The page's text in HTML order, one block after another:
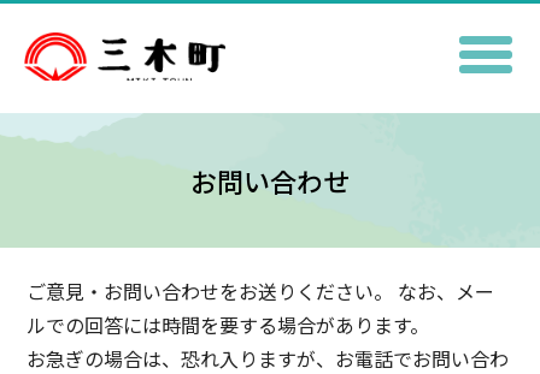
お問い合わせ
ご意見・お問い合わせをお送りください。 なお、メー
ルでの回答には時間を要する場合があります。
お急ぎの場合は、恐れ入りますが、お電話でお問い合わ